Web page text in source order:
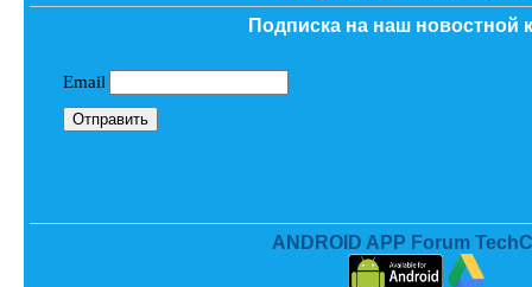
Подписка на наш новостной
ANDROID APP Forum